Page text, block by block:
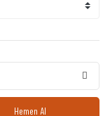
Hemen Al